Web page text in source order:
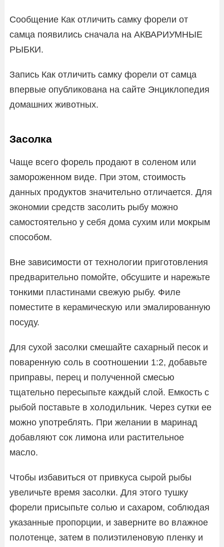
Сообщение Как отличить самку форели от
самца появились сначала на АКВАРИУМНЫЕ
РЫБКИ.
Запись Как отличить самку форели от самца
впервые опубликована на сайте Энциклопедия
домашних животных.
Засолка
Чаще всего форель продают в соленом или
замороженном виде. При этом, стоимость
данных продуктов значительно отличается. Для
экономии средств засолить рыбу можно
самостоятельно у себя дома сухим или мокрым
способом.
Вне зависимости от технологии приготовления
предварительно помойте, обсушите и нарежьте
тонкими пластинами свежую рыбу. Филе
поместите в керамическую или эмалированную
посуду.
Для сухой засолки смешайте сахарный песок и
поваренную соль в соотношении 1:2, добавьте
приправы, перец и полученной смесью
тщательно пересыпьте каждый слой. Емкость с
рыбой поставьте в холодильник. Через сутки ее
можно употреблять. При желании в маринад
добавляют сок лимона или растительное
масло.
Чтобы избавиться от привкуса сырой рыбы
увеличьте время засолки. Для этого тушку
форели присыпьте солью и сахаром, соблюдая
указанные пропорции, и заверните во влажное
полотенце, затем в полиэтиленовую пленку и